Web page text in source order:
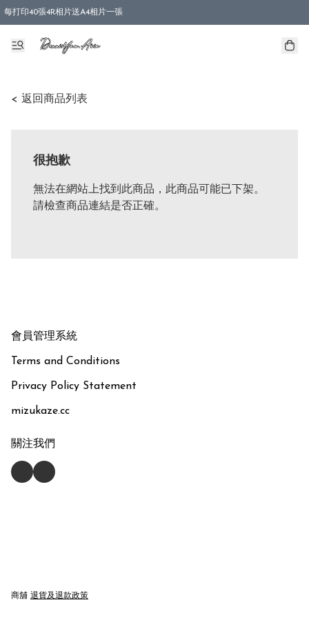
每打印40張4R相片送A4相片一張
< 返回商品列表
很抱歉
無法在網站上找到此商品，此商品可能已下架。
請檢查商品連結是否正確。
會員管理系統
Terms and Conditions
Privacy Policy Statement
mizukaze.cc
關注我們
商舖 退貨及退款政策